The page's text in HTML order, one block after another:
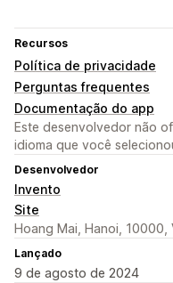
Recursos
Política de privacidade
Perguntas frequentes
Documentação do app
Este desenvolvedor não
idioma que você
Desenvolvedor
Invento
Site
Hoang Mai, Hanoi, 10000,
Lançado
9 de agosto de 2024